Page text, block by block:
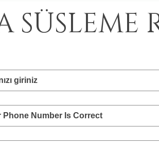
SÜSLEME